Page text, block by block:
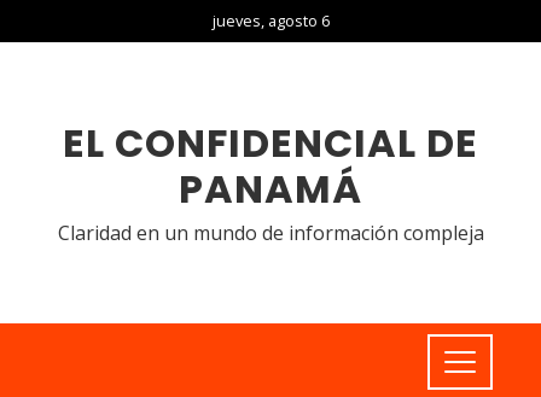
jueves, agosto 6
EL CONFIDENCIAL DE
PANAMÁ
Claridad en un mundo de información compleja